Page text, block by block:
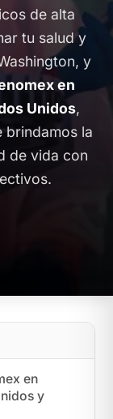
de alta
tu salud y
y
en
Unidos,
brindamos la
de vida con
en
y